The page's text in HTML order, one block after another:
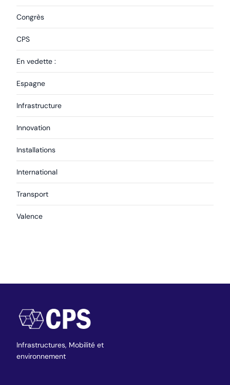
Congrès
CPS
En vedette :
Espagne
Infrastructure
Innovation
Installations
International
Transport
Valence
Infrastructures, Mobilité et
environnement